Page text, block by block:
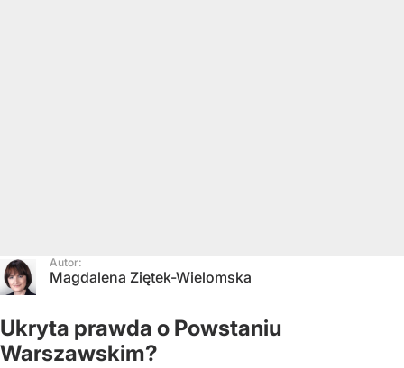
Autor:
Magdalena Ziętek-Wielomska
Ukryta prawda o Powstaniu
Warszawskim?